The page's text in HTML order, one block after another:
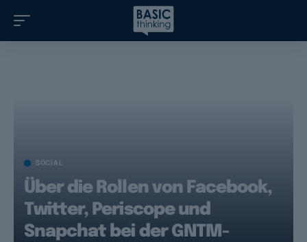
SOCIAL
Über die Rollen von Facebook,
Twitter, Periscope und
Snapchat bei der GNTM-